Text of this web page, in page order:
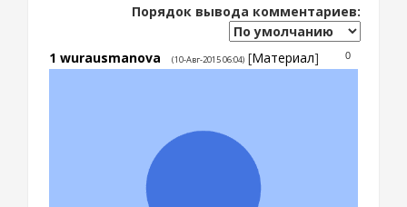
Порядок вывода комментариев:
0
1 wurausmanova (10-Авг-2015 06:04) [Материал]